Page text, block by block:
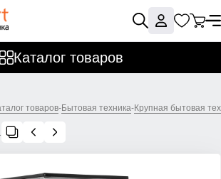
Каталог товаров
товаров-Бытовая техника-Крупная бытовая